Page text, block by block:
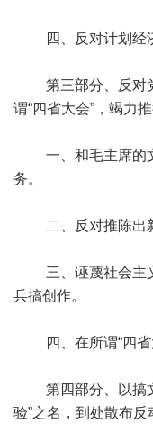
四、反对计划经济
第三部分、反对党
谓“四省大会”，竭力
一、和毛主席的文
务。
二、反对推陈出新
三、诬蔑社会主义
兵搞创作。
四、在所谓“四省
第四部分、以搞文
验”之名，到处散布反